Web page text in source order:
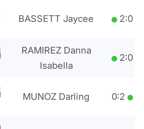
BASSETT Jaycee 2:0
RAMIREZ Danna
Isabella
2:0
MUNOZ Darling 0:2